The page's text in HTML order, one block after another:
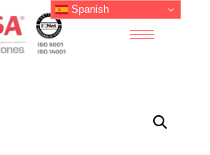
Spanish